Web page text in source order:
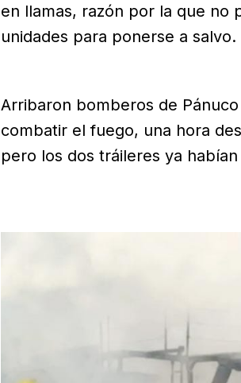
en llamas, razón por la que no
unidades para ponerse a salvo.
Arribaron bomberos de
combatir el fuego, una hora
pero los dos tráileres ya